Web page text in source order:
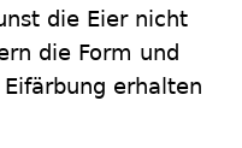
die Eier nicht
die Form und
erhalten